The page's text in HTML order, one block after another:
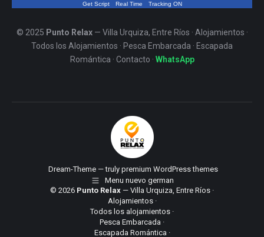
Get Script Real Time Tracking ON
© 2025 Punto Relax— Villa Urquiza, Entre Ríos · Alojamientos ·
Todos los Alojamientos · Pesca Embarcada · Escapada
Romántica · Contacto · WhatsApp
Dream-Theme — truly premium WordPress themes
Menu nuevo german
© 2026 Punto Relax — Villa Urquiza, Entre Ríos ·
Alojamientos·
Todos los alojamientos ·
Pesca Embarcada ·
Escapada Romántica ·